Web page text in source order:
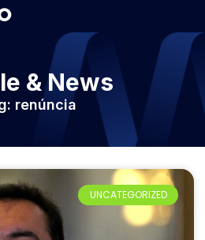
& News
renúncia
UNCATEGORIZED